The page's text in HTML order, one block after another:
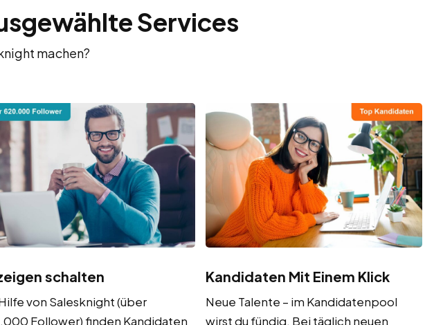
Services
machen?
schalten
von Salesknight (über
Follower) finden Kandidaten
Kandidaten Mit Einem Klick
Neue Talente – im Kandidatenpool
wirst du fündig. Bei täglich neuen